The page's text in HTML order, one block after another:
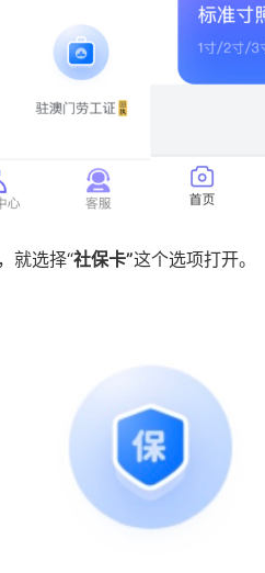
就选择“社保卡”这个选项打开。